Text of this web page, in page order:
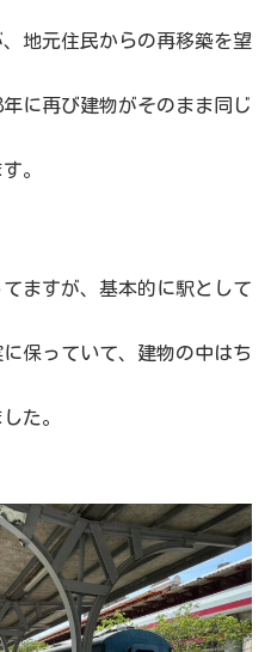
地元住民からの再移築を望
に再び建物がそのまま同じ
。
ますが、基本的に駅として
保っていて、建物の中はち
た。